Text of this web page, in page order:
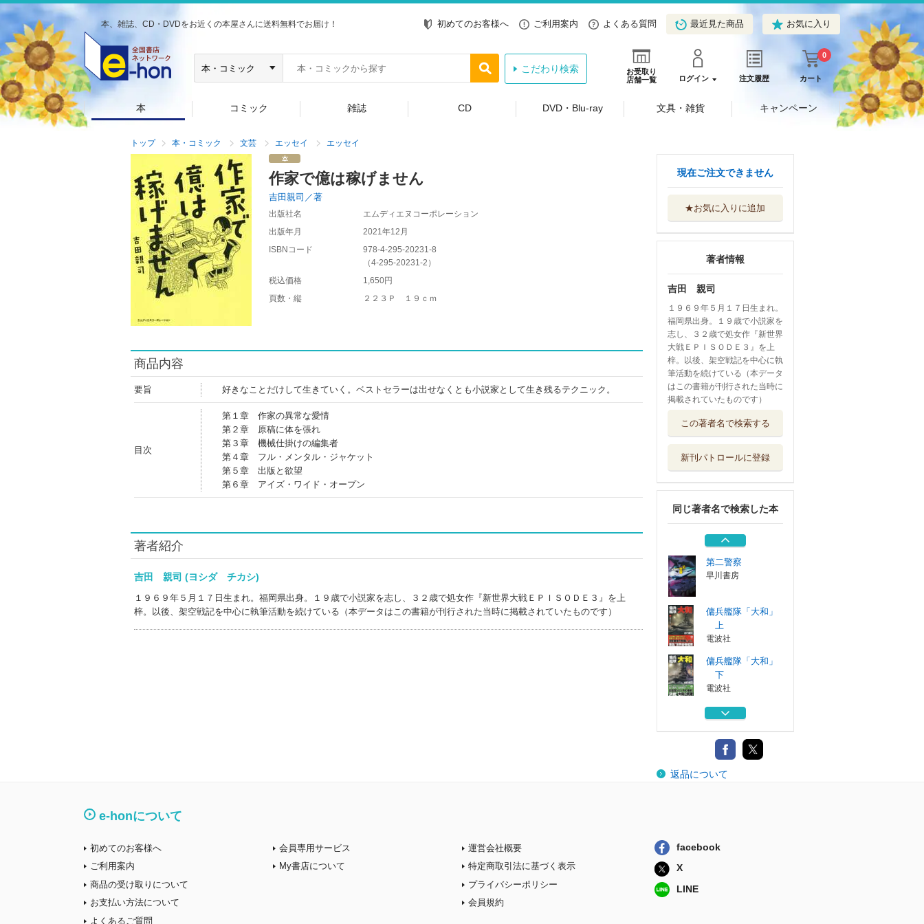
本、雑誌、CD・DVDをお近くの本屋さんに送料無料でお届け！ 初めてのお客様へ ご利用案内 よくある質問 最近見た商品 お気に入り
お受取り
店舗一覧
ログイン 注文履歴 カート
0
こだわり検索
本 コミック 雑誌 CD DVD・Blu-ray 文具・雑貨 キャンペーン
トップ 本・コミック 文芸 エッセイ エッセイ
作家で億は稼げません
吉田親司／著
出版社名
エムディエヌコーポレーション
出版年月
2021年12月
ISBNコード
978-4-295-20231-8
（4-295-20231-2 ）
税込価格
1,650円
頁数・縦
２２３Ｐ １９ｃｍ
商品内容
要旨 好きなことだけして生きていく。ベストセラーは出せなくとも小説家として生き残るテクニック。
目次
第１章 作家の異常な愛情
第２章 原稿に体を張れ
第３章 機械仕掛けの編集者
第４章 フル・メンタル・ジャケット
第５章 出版と欲望
第６章 アイズ・ワイド・オープン
著者紹介
吉田 親司 (ヨシダ チカシ)
１９６９年５月１７日生まれ。福岡県出身。１９歳で小説家を志し、３２歳で処女作『新世界大戦ＥＰＩＳＯＤＥ３』を上
梓。以後、架空戦記を中心に執筆活動を続けている（本データはこの書籍が刊行された当時に掲載されていたものです）
現在ご注文できません
★お気に入りに追加
著者情報
吉田 親司
１９６９年５月１７日生まれ。
福岡県出身。１９歳で小説家を
志し、３２歳で処女作『新世界
大戦ＥＰＩＳＯＤＥ３』を上
梓。以後、架空戦記を中心に執
筆活動を続けている（本データ
はこの書籍が刊行された当時に
掲載されていたものです）
この著者名で検索する
新刊パトロールに登録
同じ著者名で検索した本
下
時空改変戦艦「大
電波社
時空改変戦艦「大
和」 下
電波社
第二警察
早川書房
傭兵艦隊「大和」
上
電波社
傭兵艦隊「大和」
下
電波社
時空改変戦艦「大
電波社
時空改変戦艦「大
和」 下
返品について
e-honについて
初めてのお客様へ
ご利用案内
商品の受け取りについて
お支払い方法について
よくあるご質問
会員専用サービス
My書店について
運営会社概要
特定商取引法に基づく表示
プライバシーポリシー
会員規約
facebook
X
LINE